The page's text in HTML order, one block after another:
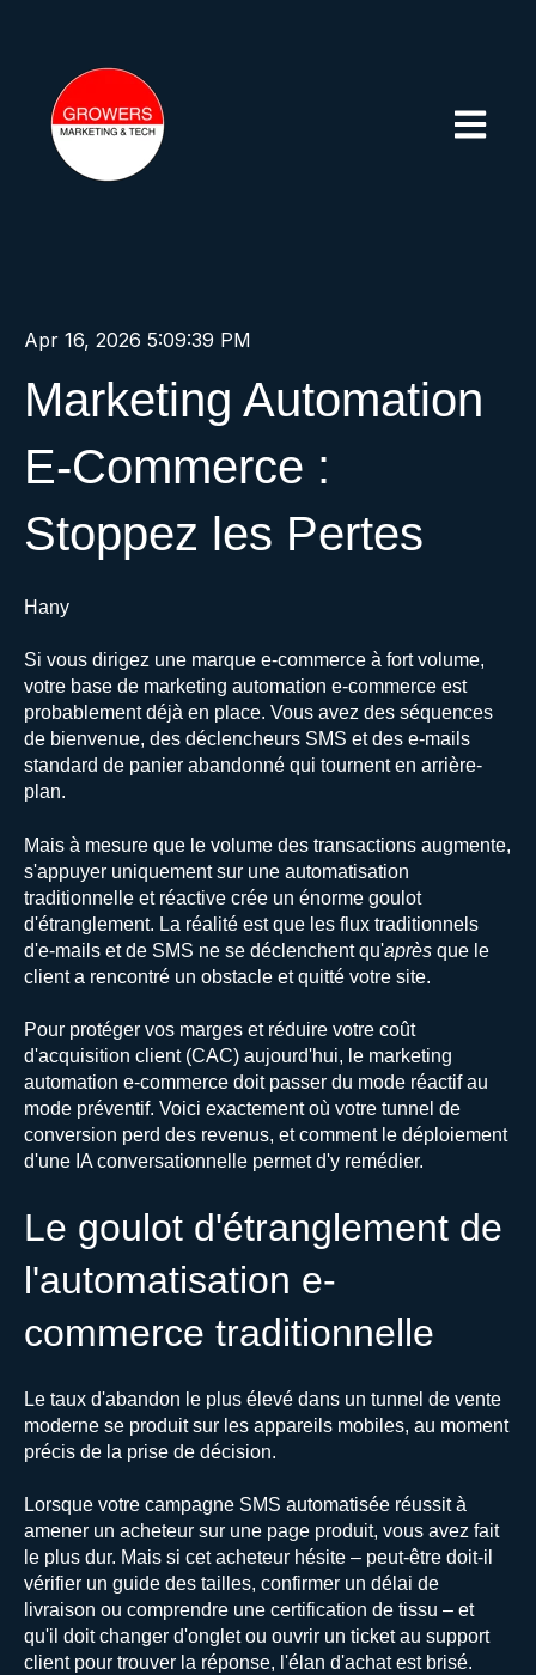
Ouvrir
Apr 16, 2026 5:09:39 PM
Marketing Automation
E-Commerce :
Stoppez les Pertes
Hany
Si vous dirigez une marque e-commerce à fort volume,
votre base de marketing automation e-commerce est
probablement déjà en place. Vous avez des séquences
de bienvenue, des déclencheurs SMS et des e-mails
standard de panier abandonné qui tournent en arrière-
plan.
Mais à mesure que le volume des transactions augmente,
s'appuyer uniquement sur une automatisation
traditionnelle et réactive crée un énorme goulot
d'étranglement. La réalité est que les flux traditionnels
d'e-mails et de SMS ne se déclenchent qu'après que le
client a rencontré un obstacle et quitté votre site.
Pour protéger vos marges et réduire votre coût
d'acquisition client (CAC) aujourd'hui, le marketing
automation e-commerce doit passer du mode réactif au
mode préventif. Voici exactement où votre tunnel de
conversion perd des revenus, et comment le déploiement
d'une IA conversationnelle permet d'y remédier.
Le goulot d'étranglement de
l'automatisation e-
commerce traditionnelle
Le taux d'abandon le plus élevé dans un tunnel de vente
moderne se produit sur les appareils mobiles, au moment
précis de la prise de décision.
Lorsque votre campagne SMS automatisée réussit à
amener un acheteur sur une page produit, vous avez fait
le plus dur. Mais si cet acheteur hésite – peut-être doit-il
vérifier un guide des tailles, confirmer un délai de
livraison ou comprendre une certification de tissu – et
qu'il doit changer d'onglet ou ouvrir un ticket au support
client pour trouver la réponse, l'élan d'achat est brisé.